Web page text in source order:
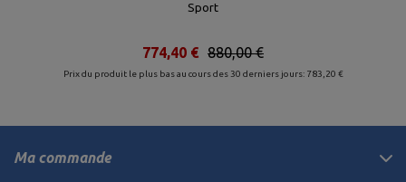
Sport
Prix du produit le plus bas au cours des 30 derniers jours: 783,20 €
880,00 €
774,40 €
Ma commande